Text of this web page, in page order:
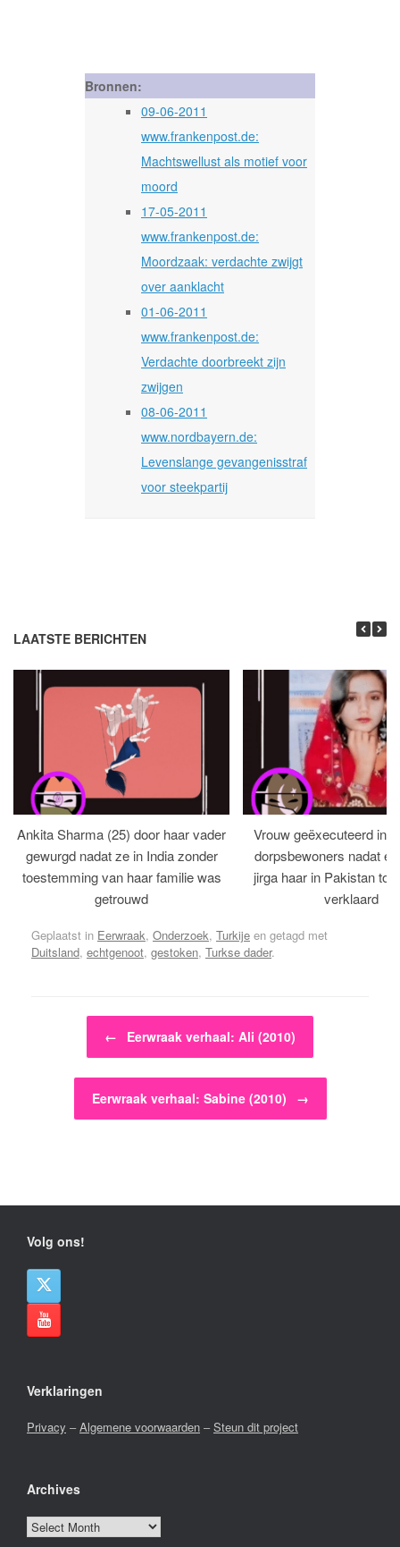
Bronnen:
09-06-2011
www.frankenpost.de:
Machtswellust als motief voor
moord
17-05-2011
www.frankenpost.de:
Moordzaak: verdachte zwijgt
over aanklacht
01-06-2011
www.frankenpost.de:
Verdachte doorbreekt zijn
zwijgen
08-06-2011
www.nordbayern.de:
Levenslange gevangenisstraf
voor steekpartij
LAATSTE BERICHTEN
Ankita Sharma (25) door haar vader
gewurgd nadat ze in India zonder
toestemming van haar familie was
getrouwd
Vrouw geëxecuteerd in
dorpsbewoners nadat
jirga haar in Pakistan tot
verklaard
Geplaatst in Eerwraak, Onderzoek, Turkije en getagd met
Duitsland, echtgenoot, gestoken, Turkse dader.
Bericht navigatie
← Eerwraak verhaal: Ali (2010)
Eerwraak verhaal: Sabine (2010) →
Volg ons!
Verklaringen
Privacy –Algemene voorwaarden –Steun dit project
Archives
Archives